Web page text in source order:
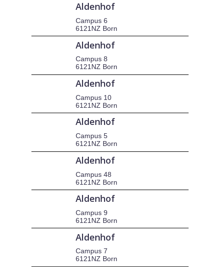
Aldenhof
Campus 6
6121NZ Born
Aldenhof
Campus 8
6121NZ Born
Aldenhof
Campus 10
6121NZ Born
Aldenhof
Campus 5
6121NZ Born
Aldenhof
Campus 48
6121NZ Born
Aldenhof
Campus 9
6121NZ Born
Aldenhof
Campus 7
6121NZ Born